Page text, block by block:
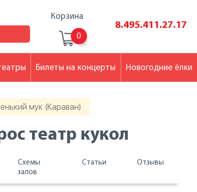
Корзина
0
8.495.411.27.17
мук (Караван)
театр кукол
Схемы
залов
Статьи Отзывы
Билеты на концерты Новогодние ёлки